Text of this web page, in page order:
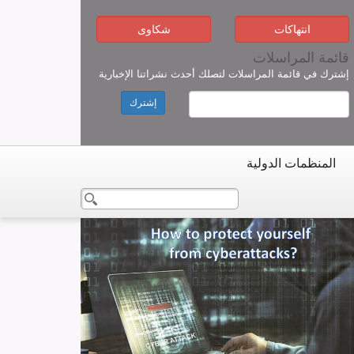
انتهاكات شكاوى
قائمة المراسلات
إشترك في قائمة المراسلات لتصلك أحدث نشراتنا الإخبارية
إشترك
المنظمات الدولية